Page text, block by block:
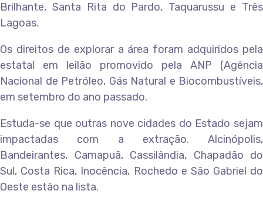
Brilhante, Santa Rita do Pardo, Taquarussu e Três
Lagoas.
Os direitos de explorar a área foram adquiridos pela
estatal em leilão promovido pela ANP (Agência
Nacional de Petróleo, Gás Natural e Biocombustíveis,
em setembro do ano passado.
Estuda-se que outras nove cidades do Estado sejam
impactadas com a extração. Alcinópolis,
Bandeirantes, Camapuã, Cassilândia, Chapadão do
Sul, Costa Rica, Inocência, Rochedo e São Gabriel do
Oeste estão na lista.